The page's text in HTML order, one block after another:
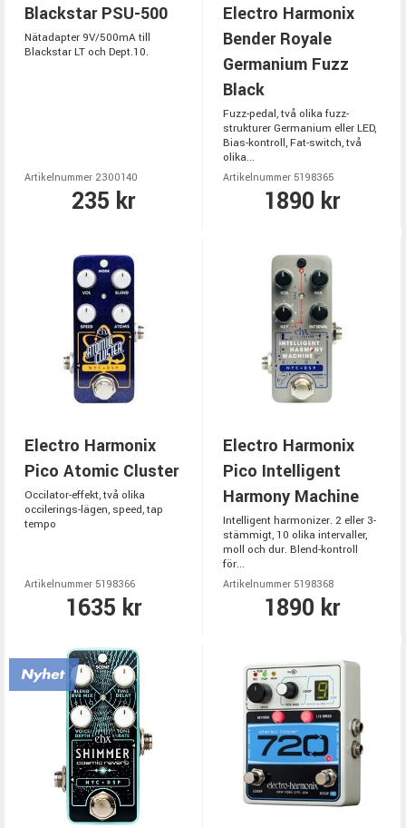
Blackstar PSU-500
Nätadapter 9V/500mA till
Blackstar LT och Dept.10.
Artikelnummer 2300140
235 kr
Electro Harmonix
Bender Royale
Germanium Fuzz
Black
Fuzz-pedal, två olika fuzz-
strukturer Germanium eller LED,
Bias-kontroll, Fat-switch, två
olika...
Artikelnummer 5198365
1890 kr
Electro Harmonix
Pico Atomic Cluster
Occilator-effekt, två olika
occilerings-lägen, speed, tap
tempo
Artikelnummer 5198366
1635 kr
Electro Harmonix
Pico Intelligent
Harmony Machine
Intelligent harmonizer. 2 eller 3-
stämmigt, 10 olika intervaller,
moll och dur. Blend-kontroll
för...
Artikelnummer 5198368
1890 kr